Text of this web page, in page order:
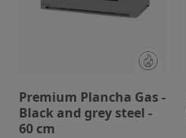
Premium Plancha Gas -
Black and grey steel -
60 cm